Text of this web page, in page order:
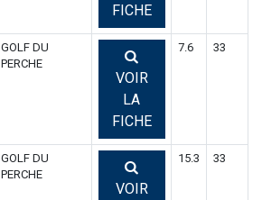
FICHE
GOLF DU
PERCHE
VOIR
LA
FICHE
7.6 33
GOLF DU
PERCHE
VOIR
15.3 33